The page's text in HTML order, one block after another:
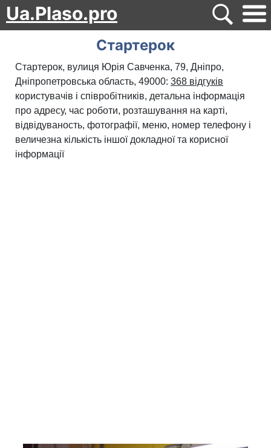
Ua.Plaso.pro
Стартерок
Стартерок, вулиця Юрія Савченка, 79, Дніпро,
Дніпропетровська область, 49000: 368 відгуків
користувачів і співробітників, детальна інформація
про адресу, час роботи, розташування на карті,
відвідуваность, фотографії, меню, номер телефону і
величезна кількість іншої докладної та корисної
інформації